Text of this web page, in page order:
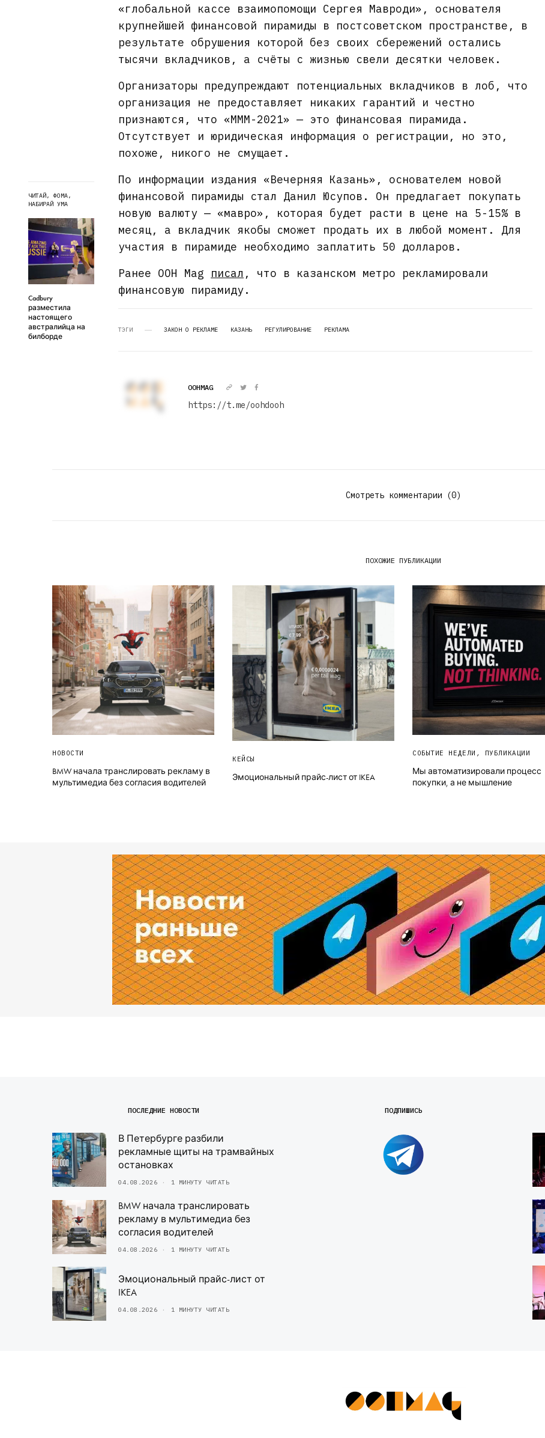
ЧИТАЙ, ФОМА,
НАБИРАЙ УМА
Cadbury
разместила
настоящего
австралийца на
билборде
«глобальной кассе взаимопомощи Сергея Мавроди», основателя
крупнейшей финансовой пирамиды в постсоветском пространстве, в
результате обрушения которой без своих сбережений остались
тысячи вкладчиков, а счёты с жизнью свели десятки человек.
Организаторы предупреждают потенциальных вкладчиков в лоб, что
организация не предоставляет никаких гарантий и честно
признаются, что «МММ-2021» — это финансовая пирамида.
Отсутствует и юридическая информация о регистрации, но это,
похоже, никого не смущает.
По информации издания «Вечерняя Казань», основателем новой
финансовой пирамиды стал Данил Юсупов. Он предлагает покупать
новую валюту — «мавро», которая будет расти в цене на 5-15% в
месяц, а вкладчик якобы сможет продать их в любой момент. Для
участия в пирамиде необходимо заплатить 50 долларов.
Ранее OOH Mag писал , что в казанском метро рекламировали
финансовую пирамиду.
ТЭГИ ЗАКОН О РЕКЛАМЕ КАЗАНЬ РЕГУЛИРОВАНИЕ РЕКЛАМА
OOHMAG
https://t.me/oohdooh
Смотреть комментарии (0)
ПОХОЖИЕ ПУБЛИКАЦИИ
НОВОСТИ
BMW начала транслировать рекламу в
мультимедиа без согласия водителей
КЕЙСЫ
Эмоциональный прайс-лист от IKEA
СОБЫТИЕ НЕДЕЛИ , ПУБЛИКАЦИИ
Мы автоматизировали процесс
покупки, а не мышление
ПОСЛЕДНИЕ НОВОСТИ
В Петербурге разбили
рекламные щиты на трамвайных
остановках
04.08.2026 1 МИНУТУ ЧИТАТЬ
BMW начала транслировать
рекламу в мультимедиа без
согласия водителей
04.08.2026 1 МИНУТУ ЧИТАТЬ
Эмоциональный прайс-лист от
IKEA
04.08.2026 1 МИНУТУ ЧИТАТЬ
ПОДПИШИСЬ